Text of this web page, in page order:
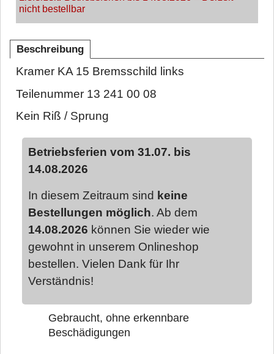
nicht bestellbar
Beschreibung
Kramer KA 15 Bremsschild links
Teilenummer 13 241 00 08
Kein Riß / Sprung
Betriebsferien vom 31.07. bis
14.08.2026
In diesem Zeitraum sind keine
Bestellungen möglich. Ab dem
14.08.2026 können Sie wieder wie
gewohnt in unserem Onlineshop
bestellen. Vielen Dank für Ihr
Verständnis!
Gebraucht, ohne erkennbare
Beschädigungen